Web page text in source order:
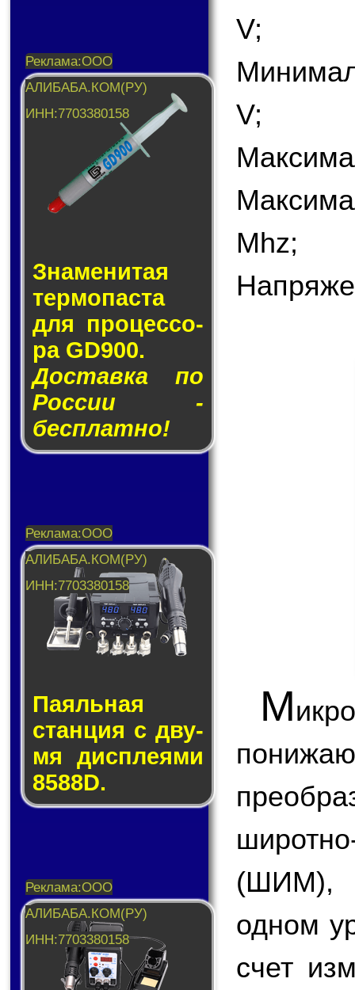
Знаменитая
тер­мо­пас­та
для про­цес­со­
ра GD900.
Доставка по
России -
бесплатно!
Паяльная
стан­ция с дву­
мя дис­пле­я­ми
8588D.
V;
V;
Mhz;
М
(ШИМ),
одном
счет